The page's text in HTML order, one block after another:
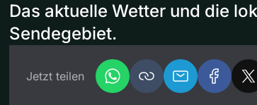
Das aktuelle Wetter und die
Sendegebiet.
Jetzt teilen